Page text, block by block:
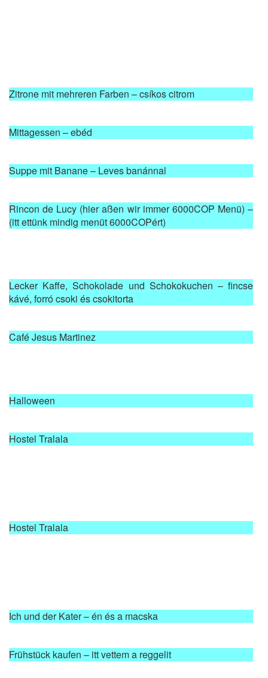
Zitrone mit mehreren Farben – csíkos citrom
Mittagessen – ebéd
Suppe mit Banane – Leves banánnal
Rincon de Lucy (hier aßen wir immer 6000COP Menü) –
(itt ettünk mindig menüt 6000COPért)
Lecker Kaffe, Schokolade und Schokokuchen – fincse
kávé, forró csoki és csokitorta
Café Jesus Martinez
Halloween
Hostel Tralala
Hostel Tralala
Ich und der Kater – én és a macska
Frühstück kaufen – itt vettem a reggelit